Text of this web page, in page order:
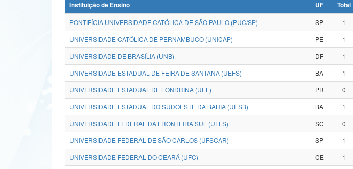
Instituição de Ensino
UF Total
PONTIFÍCIA UNIVERSIDADE CATÓLICA DE SÃO PAULO (PUC/SP)
SP 1
UNIVERSIDADE CATÓLICA DE PERNAMBUCO (UNICAP)
PE 1
UNIVERSIDADE DE BRASÍLIA (UNB)
DF 1
UNIVERSIDADE ESTADUAL DE FEIRA DE SANTANA (UEFS)
BA 1
UNIVERSIDADE ESTADUAL DE LONDRINA (UEL)
PR 0
UNIVERSIDADE ESTADUAL DO SUDOESTE DA BAHIA (UESB)
BA 1
UNIVERSIDADE FEDERAL DA FRONTEIRA SUL (UFFS)
SC 0
UNIVERSIDADE FEDERAL DE SÃO CARLOS (UFSCAR)
SP 1
UNIVERSIDADE FEDERAL DO CEARÁ (UFC)
CE 1